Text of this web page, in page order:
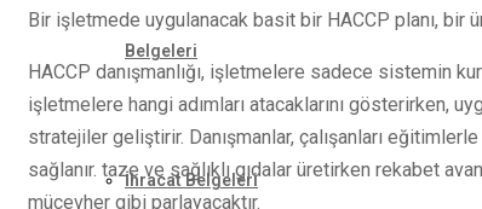
Belgeleri
İhracat Belgeleri
Bir işletmede uygulanacak basit bir HACCP planı, bir
HACCP danışmanlığı, işletmelere sadece sistemin
işletmelere hangi adımları atacaklarını gösterirken,
stratejiler geliştirir. Danışmanlar, çalışanları
sağlanır. taze ve sağlıklı gıdalar üretirken rekabet
mücevher gibi parlayacaktır.